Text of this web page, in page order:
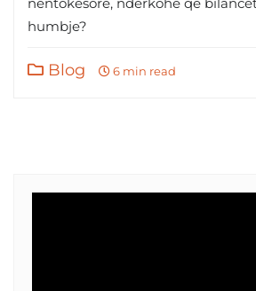
humbje?
Blog 6 min read